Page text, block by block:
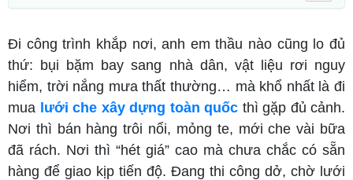
Đi công trình khắp nơi, anh em thầu nào cũng lo đủ
thứ: bụi bặm bay sang nhà dân, vật liệu rơi nguy
hiểm, trời nắng mưa thất thường… mà khổ nhất là đi
mua lưới che xây dựng toàn quốc thì gặp đủ cảnh.
Nơi thì bán hàng trôi nổi, mỏng te, mới che vài bữa
đã rách. Nơi thì “hét giá” cao mà chưa chắc có sẵn
hàng để giao kịp tiến độ. Đang thi công dở, chờ lưới